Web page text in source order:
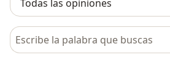
Busca en opiniones